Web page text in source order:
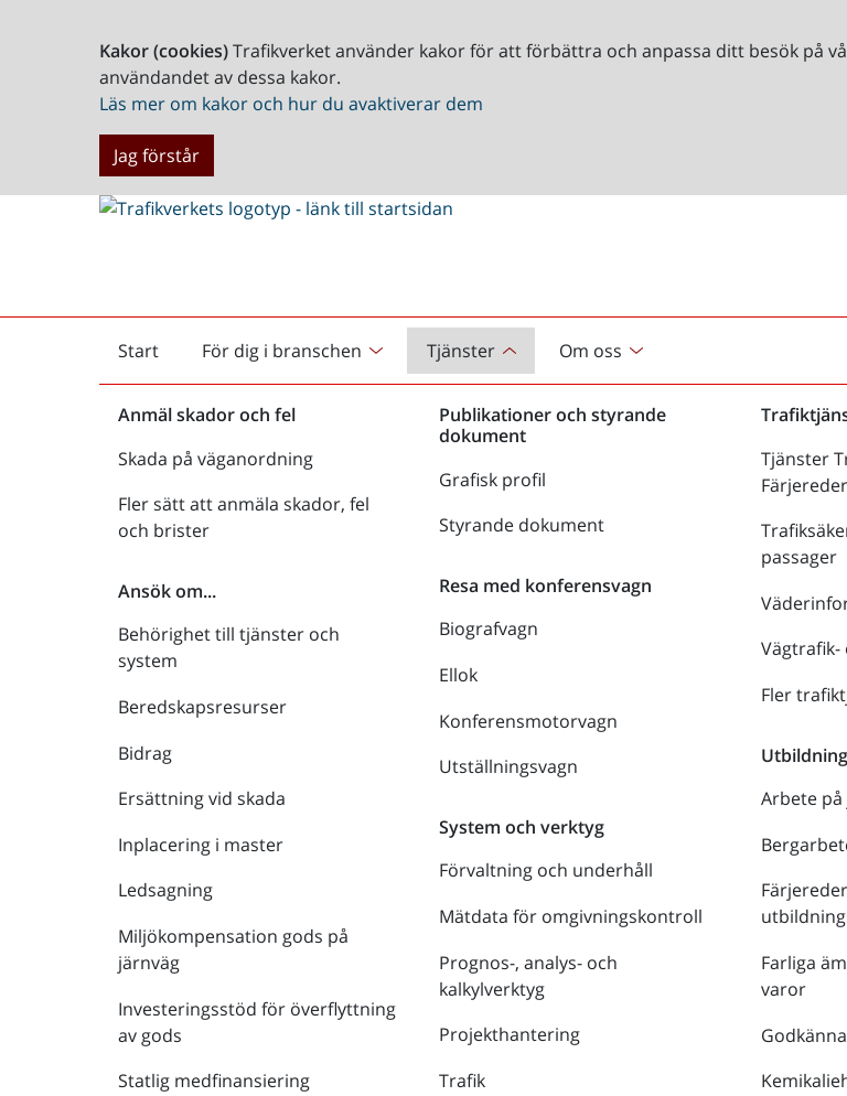
Kakor (cookies)Trafikverket använder kakor för att förbättra och anpassa ditt besök på
användandet av dessa kakor.
Läs mer om kakor och hur du avaktiverar dem
Jag förstår
Start
Startsida För dig i branschen Tjänster Om oss
Anmäl skador och fel
Skada på väganordning
Fler sätt att anmäla skador, fel
och brister
Ansök om...
Behörighet till tjänster och
system
Beredskapsresurser
Bidrag
Ersättning vid skada
Inplacering i master
Ledsagning
Miljökompensation gods på
järnväg
Investeringsstöd för överflyttning
av gods
Statlig medfinansiering
Publikationer och styrande
dokument
Grafisk profil
Styrande dokument
Resa med konferensvagn
Biografvagn
Ellok
Konferensmotorvagn
Utställningsvagn
System och verktyg
Förvaltning och underhåll
Mätdata för omgivningskontroll
Prognos-, analys- och
kalkylverktyg
Projekthantering
Trafik
Tjänster
passager
Vägtrafik-
Fler
Arbete
Farliga
varor